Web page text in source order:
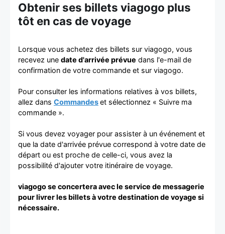
billets
Obtenir ses billets viagogo plus
tôt en cas de voyage
Lorsque vous achetez des billets sur viagogo, vous
recevez une date d'arrivée prévue dans l'e-mail de
confirmation de votre commande et sur viagogo.
Pour consulter les informations relatives à vos billets,
allez dans Commandeset sélectionnez « Suivre ma
commande ».
Si vous devez voyager pour assister à un événement et
que la date d'arrivée prévue correspond à votre date de
départ ou est proche de celle-ci, vous avez la
possibilité d'ajouter votre itinéraire de voyage.
viagogo se concertera avec le service de messagerie
pour livrer les billets à votre destination de voyage si
nécessaire.